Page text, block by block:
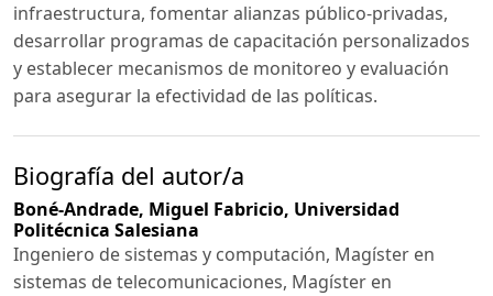
infraestructura, fomentar alianzas público-privadas,
desarrollar programas de capacitación personalizados
y establecer mecanismos de monitoreo y evaluación
para asegurar la efectividad de las políticas.
Biografía del autor/a
Boné-Andrade, Miguel Fabricio, Universidad
Politécnica Salesiana
Ingeniero de sistemas y computación, Magíster en
sistemas de telecomunicaciones, Magíster en